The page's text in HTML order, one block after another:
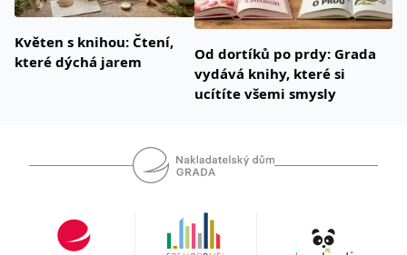
Květen s knihou: Čtení,
které dýchá jarem
Od dortíků po prdy: Grada
vydává knihy, které si
ucítíte všemi smysly